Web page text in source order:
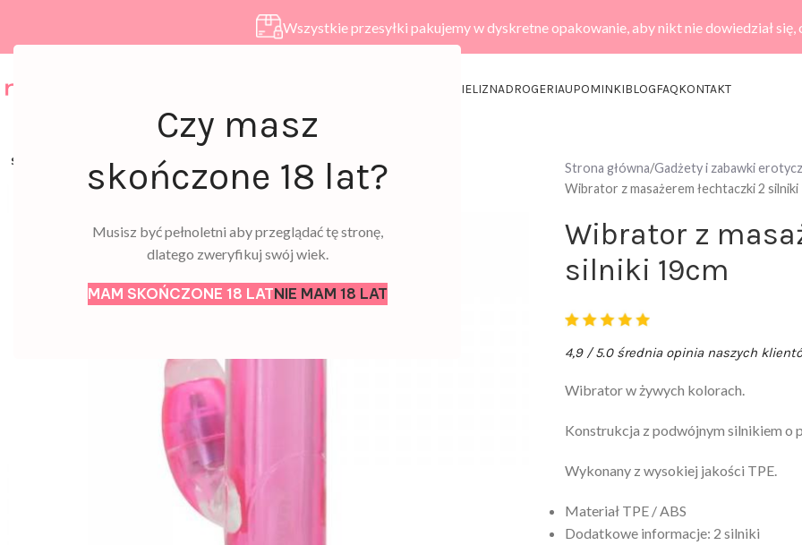
Czy masz
skończone 18 lat?
Musisz być pełnoletni aby przeglądać tę stronę,
dlatego zweryfikuj swój wiek.
MAM SKOŃCZONE 18 LATNIE MAM 18 LAT
Wszystkie przesyłki pakujemy w dyskretne opakowanie, aby nikt nie dowiedział się,
BIELIZNADROGERIAUPOMINKIBLOGFAQKONTAKT
SOLD
Strona główna Gadżety i zabawki
Wibrator z masażerem łechtaczki 2 silniki
Wibrator z
silniki 19cm
4,9 / 5.0 średnia opinia naszych
Wibrator w żywych kolorach.
Konstrukcja z podwójnym silnikiem o
Wykonany z wysokiej jakości TPE.
Materiał TPE / ABS
Dodatkowe informacje: 2 silniki